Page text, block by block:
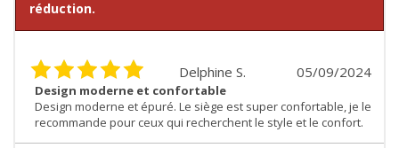
réduction.
05/09/2024
Delphine S.
Design moderne et confortable
Design moderne et épuré. Le siège est super confortable, je le
recommande pour ceux qui recherchent le style et le confort.